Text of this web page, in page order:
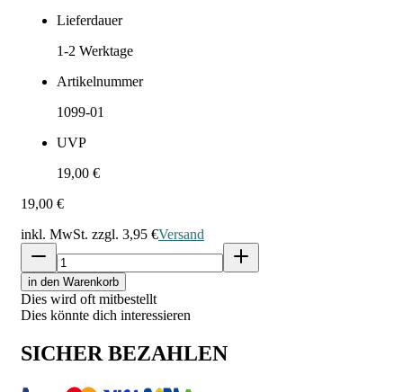
Lieferdauer
1-2 Werktage
Artikelnummer
1099-01
UVP
19,00 €
19,00 €
inkl. MwSt. zzgl. 3,95 €Versand
in den Warenkorb
Dies wird oft mitbestellt
Dies könnte dich interessieren
SICHER BEZAHLEN